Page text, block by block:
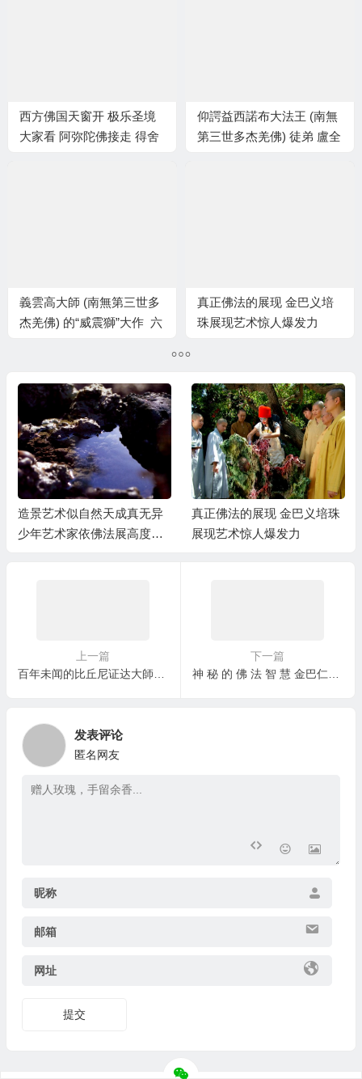
西方佛国天窗开 极乐圣境
大家看 阿弥陀佛接走 得舍
仰諤益西諾布大法王 (南無
第三世多杰羌佛) 徒弟 盧全
義雲高大師 (南無第三世多
杰羌佛) 的“威震獅”大作 六
真正佛法的展现 金巴义培
珠展现艺术惊人爆发力
造景艺术似自然天成真无异
少年艺术家依佛法展高度创
真正佛法的展现 金巴义培珠
展现艺术惊人爆发力
上一篇
下一篇
发表评论
匿名网友
昵称
邮箱
网址
提交